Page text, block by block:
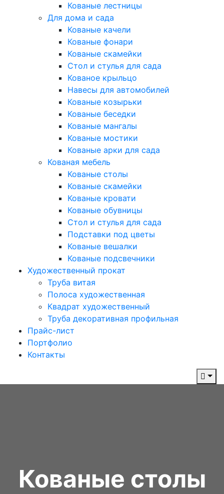
Кованые лестницы
Для дома и сада
Кованые качели
Кованые фонари
Кованые скамейки
Стол и стулья для сада
Кованое крыльцо
Навесы для автомобилей
Кованые козырьки
Кованые беседки
Кованые мангалы
Кованые мостики
Кованые арки для сада
Кованая мебель
Кованые столы
Кованые скамейки
Кованые кровати
Кованые обувницы
Стол и стулья для сада
Подставки под цветы
Кованые вешалки
Кованые подсвечники
Художественный прокат
Труба витая
Полоса художественная
Квадрат художественный
Труба декоративная профильная
Прайс-лист
Портфолио
Контакты
Кованые столы